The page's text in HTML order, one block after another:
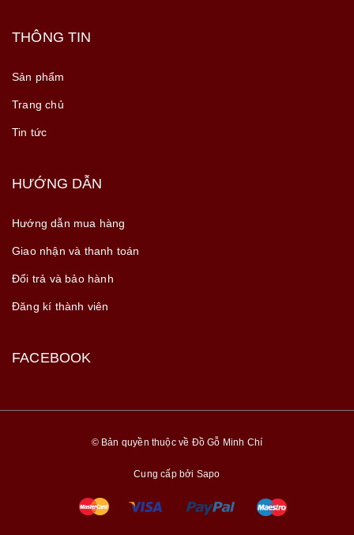
THÔNG TIN
Sản phẩm
Trang chủ
Tin tức
HƯỚNG DẪN
Hướng dẫn mua hàng
Giao nhận và thanh toán
Đổi trả và bảo hành
Đăng kí thành viên
FACEBOOK
© Bản quyền thuộc về Đồ Gỗ Minh Chí
Cung cấp bởi Sapo